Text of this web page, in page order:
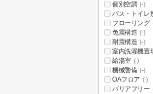
個別空調 (-)
バス・トイレ
フローリング
免震構造 (-)
耐震構造 (-)
室内洗濯機置
給湯室 (-)
機械警備 (-)
OAフロア (-)
バリアフリー